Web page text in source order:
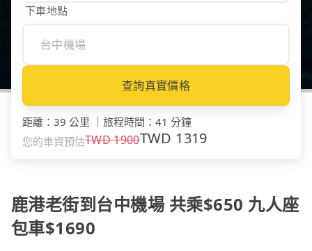
下車地點
查詢真實價格
距離 ： 39 公里 旅程時間 ： 41 分鐘
您的車資預估TWD1900TWD 1319
鹿港老街到台中機場 共乘$650 九人座
包車$1690